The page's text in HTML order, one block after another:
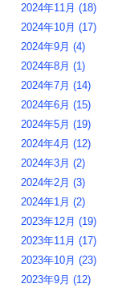
2024年11月 (18)
2024年10月 (17)
2024年9月 (4)
2024年8月 (1)
2024年7月 (14)
2024年6月 (15)
2024年5月 (19)
2024年4月 (12)
2024年3月 (2)
2024年2月 (3)
2024年1月 (2)
2023年12月 (19)
2023年11月 (17)
2023年10月 (23)
2023年9月 (12)